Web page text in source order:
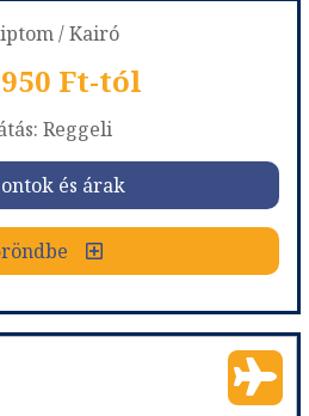
/ Kairó
Ft-tól
Reggeli
és árak
- Ezt látnia kell! ****